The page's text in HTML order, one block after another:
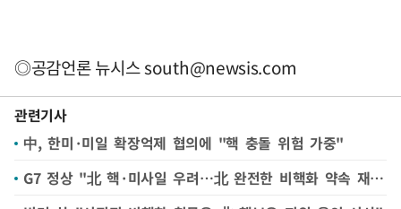
◎공감언론 뉴시스south@newsis.com
관련기사
中, 한미·미일 확장억제 협의에 "핵 충돌 위험 가중"
G7 정상 "北 핵·미사일 우려…北 완전한 비핵화 약속 재확인"